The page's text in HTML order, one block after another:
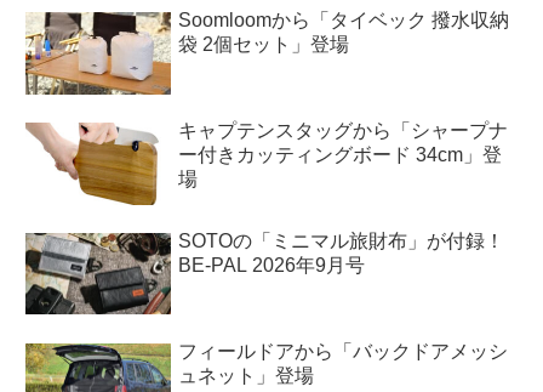
Soomloomから「タイベック 撥水収納
袋 2個セット」登場
キャプテンスタッグから「シャープナ
ー付きカッティングボード 34cm」登
場
SOTOの「ミニマル旅財布」が付録！
BE-PAL 2026年9月号
フィールドアから「バックドアメッシ
ュネット」登場